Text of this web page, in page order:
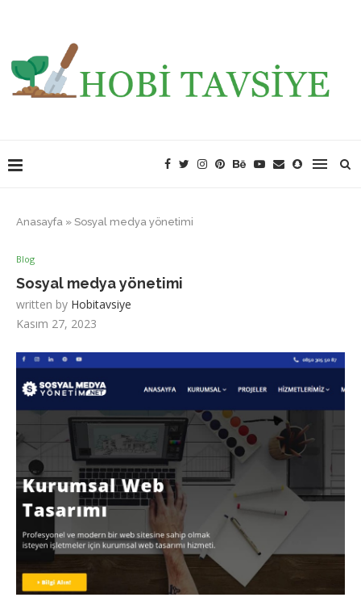
Anasayfa » Sosyal medya yönetimi
Blog
Sosyal medya yönetimi
written by Hobitavsiye
Kasım 27, 2023